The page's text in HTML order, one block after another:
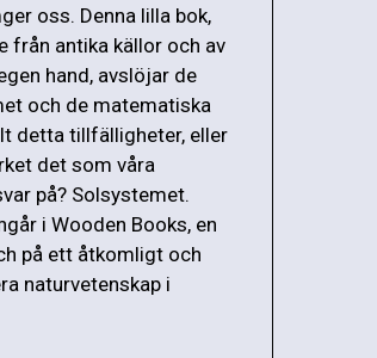
oss. Denna lilla bok,
från antika källor och av
hand, avslöjar de
och de matematiska
detta tillfälligheter, eller
det som våra
på? Solsystemet.
i Wooden Books, en
på ett åtkomligt och
naturvetenskap i